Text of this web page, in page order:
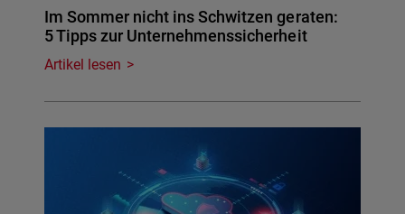
Im Sommer nicht ins Schwitzen geraten:
5 Tipps zur Unternehmenssicherheit
Artikel lesen